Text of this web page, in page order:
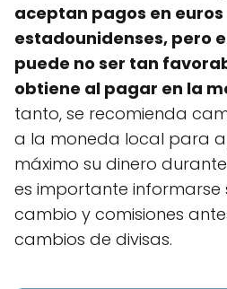
aceptan pagos en
estadounidenses, pero
puede no ser tan
obtiene al pagar en la
tanto, se recomienda
a la moneda local para
máximo su dinero
es importante informarse
cambio y comisiones
cambios de divisas.